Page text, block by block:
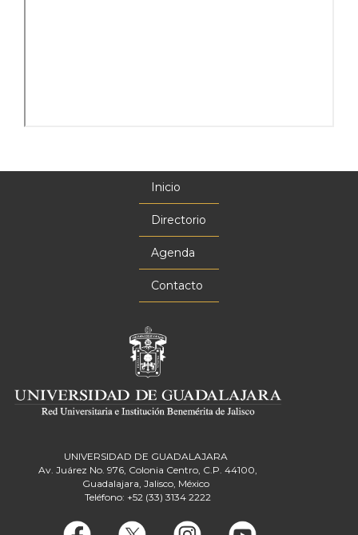
Inicio
Directorio
Agenda
Contacto
UNIVERSIDAD DE GUADALAJARA
Av. Juárez No. 976, Colonia Centro, C.P. 44100,
Guadalajara, Jalisco, México
Teléfono: +52 (33) 3134 2222